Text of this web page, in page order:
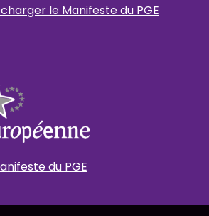
le Manifeste du PGE
du PGE